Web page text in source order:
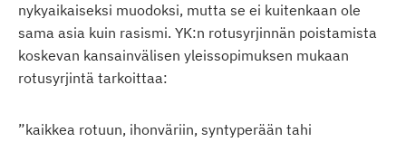
nykyaikaiseksi muodoksi, mutta se ei kuitenkaan ole
sama asia kuin rasismi. YK:n rotusyrjinnän poistamista
koskevan kansainvälisen yleissopimuksen mukaan
rotusyrjintä tarkoittaa:
”kaikkea rotuun, ihonväriin, syntyperään tahi